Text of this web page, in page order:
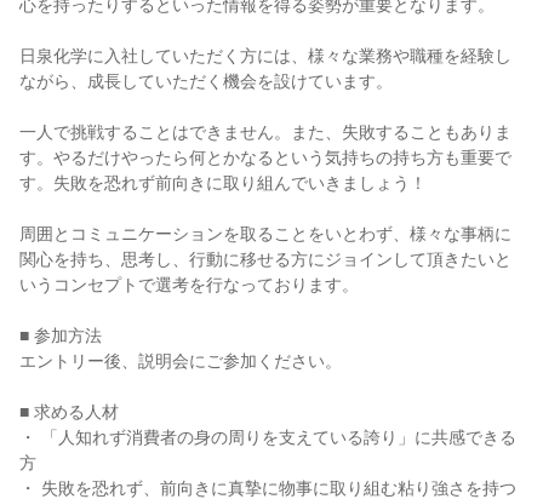
心を持ったりするといった情報を得る姿勢が重要となります。
日泉化学に入社していただく方には、様々な業務や職種を経験し
ながら、成長していただく機会を設けています。
一人で挑戦することはできません。また、失敗することもありま
す。やるだけやったら何とかなるという気持ちの持ち方も重要で
す。失敗を恐れず前向きに取り組んでいきましょう！
周囲とコミュニケーションを取ることをいとわず、様々な事柄に
関心を持ち、思考し、行動に移せる方にジョインして頂きたいと
いうコンセプトで選考を行なっております。
■ 参加方法
エントリー後、説明会にご参加ください。
■ 求める人材
・ 「人知れず消費者の身の周りを支えている誇り」に共感できる
方
・ 失敗を恐れず、前向きに真摯に物事に取り組む粘り強さを持つ